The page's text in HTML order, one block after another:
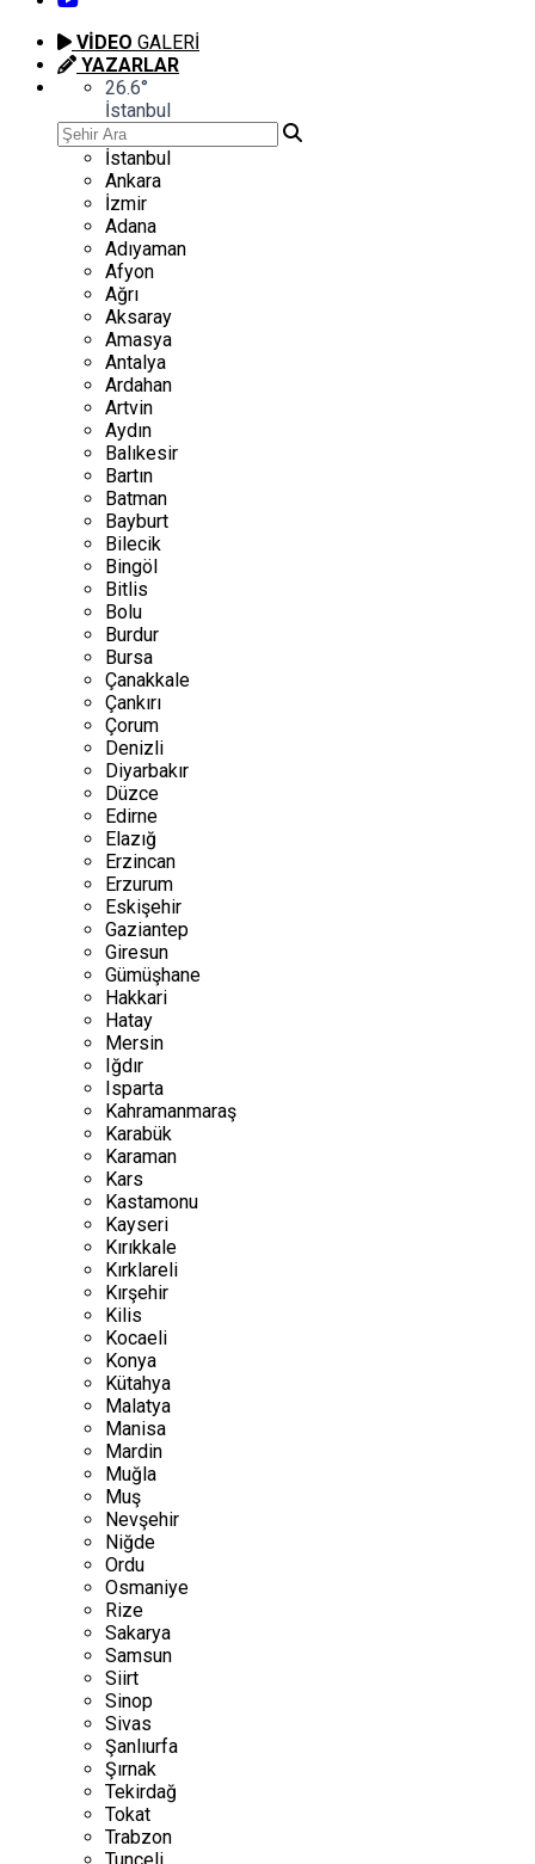
VİDEO GALERİ
YAZARLAR
26.6°
İstanbul
İstanbul
Ankara
İzmir
Adana
Adıyaman
Afyon
Ağrı
Aksaray
Amasya
Antalya
Ardahan
Artvin
Aydın
Balıkesir
Bartın
Batman
Bayburt
Bilecik
Bingöl
Bitlis
Bolu
Burdur
Bursa
Çanakkale
Çankırı
Çorum
Denizli
Diyarbakır
Düzce
Edirne
Elazığ
Erzincan
Erzurum
Eskişehir
Gaziantep
Giresun
Gümüşhane
Hakkari
Hatay
Mersin
Iğdır
Isparta
Kahramanmaraş
Karabük
Karaman
Kars
Kastamonu
Kayseri
Kırıkkale
Kırklareli
Kırşehir
Kilis
Kocaeli
Konya
Kütahya
Malatya
Manisa
Mardin
Muğla
Muş
Nevşehir
Niğde
Ordu
Osmaniye
Rize
Sakarya
Samsun
Siirt
Sinop
Sivas
Şanlıurfa
Şırnak
Tekirdağ
Tokat
Trabzon